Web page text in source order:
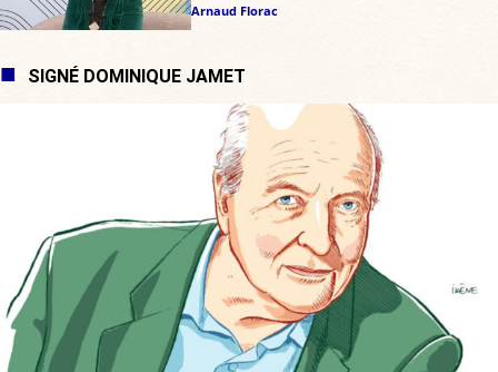
Arnaud Florac
SIGNÉ DOMINIQUE JAMET